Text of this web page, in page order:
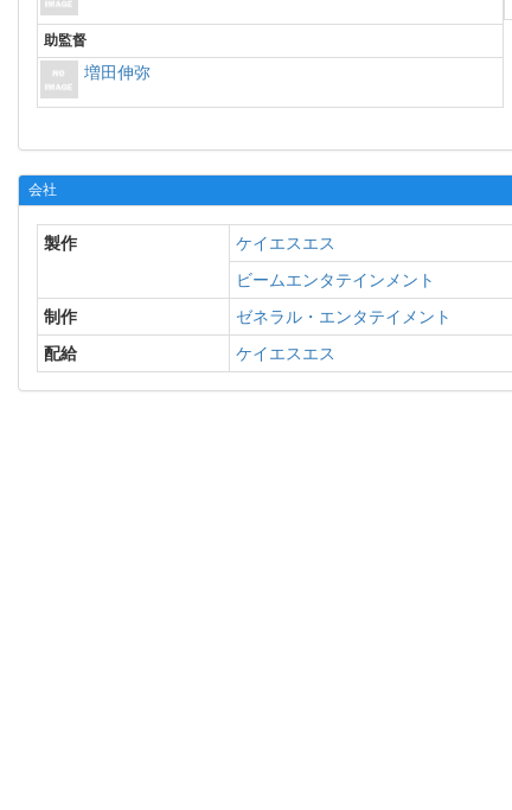
助監督
増田伸弥
会社
製作
ケイエスエス
ビームエンタテインメント
制作
ゼネラル・エンタテイメント
配給
ケイエスエス